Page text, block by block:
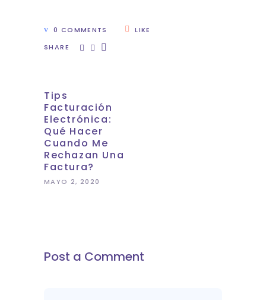
0 COMMENTS
LIKE
SHARE
Tips
Facturación
Electrónica:
Qué Hacer
Cuando Me
Rechazan Una
Factura?
MAYO 2, 2020
Post a Comment